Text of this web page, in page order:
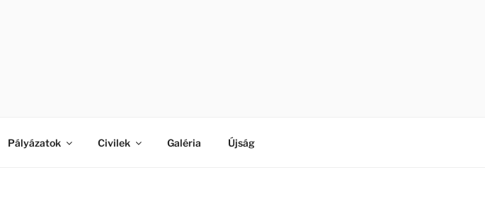
Pályázatok Civilek Galéria Újság